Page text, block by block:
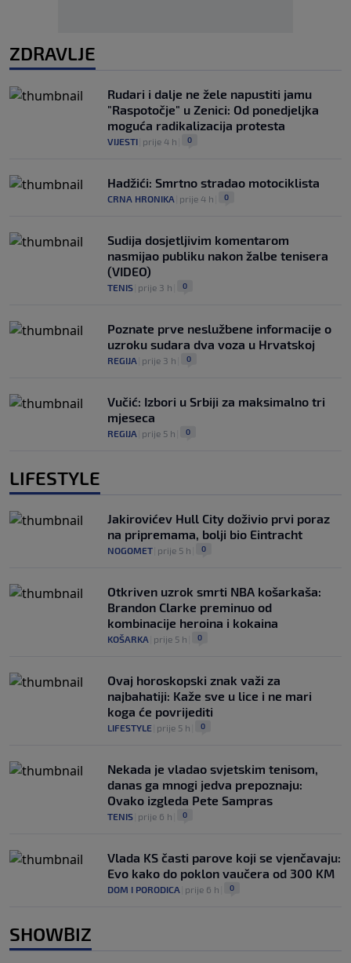
ZDRAVLJE
Rudari i dalje ne žele napustiti jamu
"Raspotočje" u Zenici: Od ponedjeljka
moguća radikalizacija protesta
VIJESTI prije 4 h 0
Hadžići: Smrtno stradao motociklista
CRNA HRONIKA prije 4 h 0
Sudija dosjetljivim komentarom
nasmijao publiku nakon žalbe tenisera
(VIDEO)
TENIS prije 3 h 0
Poznate prve neslužbene informacije o
uzroku sudara dva voza u Hrvatskoj
REGIJA prije 3 h 0
Vučić: Izbori u Srbiji za maksimalno tri
mjeseca
REGIJA prije 5 h 0
LIFESTYLE
Jakirovićev Hull City doživio prvi poraz
na pripremama, bolji bio Eintracht
NOGOMET prije 5 h 0
Otkriven uzrok smrti NBA košarkaša:
Brandon Clarke preminuo od
kombinacije heroina i kokaina
KOŠARKA prije 5 h 0
Ovaj horoskopski znak važi za
najbahatiji: Kaže sve u lice i ne mari
koga će povrijediti
LIFESTYLE prije 5 h 0
Nekada je vladao svjetskim tenisom,
danas ga mnogi jedva prepoznaju:
Ovako izgleda Pete Sampras
TENIS prije 6 h 0
Vlada KS časti parove koji se vjenčavaju:
Evo kako do poklon vaučera od 300 KM
DOM I PORODICA prije 6 h 0
SHOWBIZ